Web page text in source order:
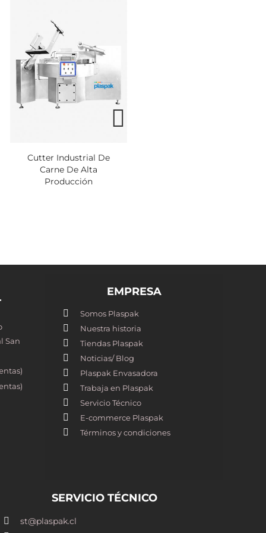
Cutter Industrial De
Carne De Alta
Producción
San
EMPRESA
Somos Plaspak
Nuestra historia
Tiendas Plaspak
Noticias/ Blog
Plaspak Envasadora
Trabaja en Plaspak
Servicio Técnico
E-commerce Plaspak
Términos y condiciones
SERVICIO TÉCNICO
st@plaspak.cl